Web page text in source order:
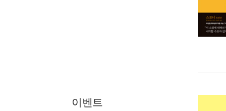
이벤트